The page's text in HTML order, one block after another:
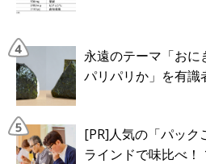
永遠のテーマ「お
パリパリか」を有識
[PR]人気の「パック
ラインドで味比べ！